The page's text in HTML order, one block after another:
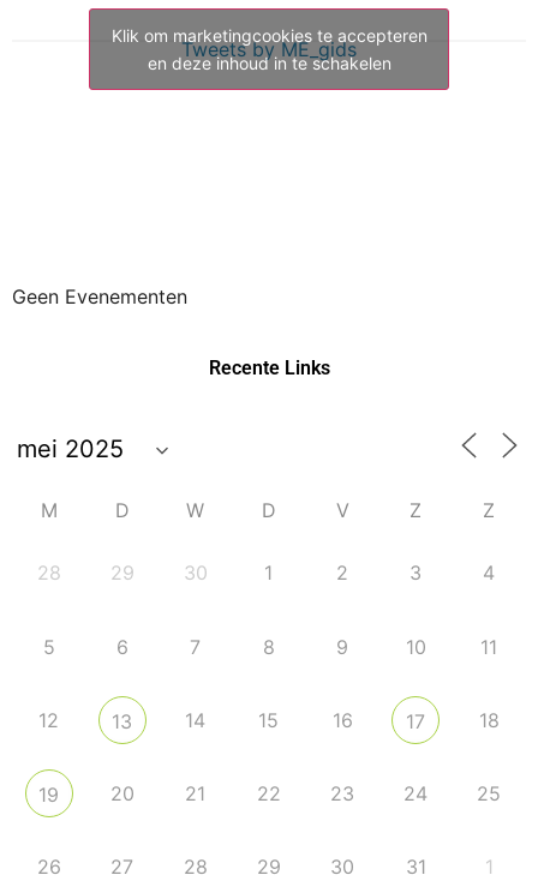
Tweets by ME_gids
Klik om marketingcookies te accepteren
en deze inhoud in te schakelen
Geen Evenementen
Recente Links
M D W D V Z Z
28 29 30 1 2 3 4
5 6 7 8 9 10 11
12 13 14 15 16 17 18
19 20 21 22 23 24 25
26 27 28 29 30 31 1